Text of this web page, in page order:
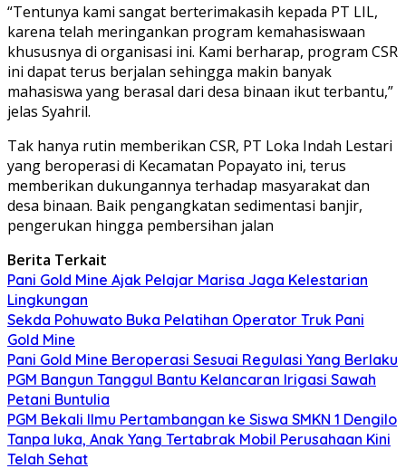
“Tentunya kami sangat berterimakasih kepada PT LIL,
karena telah meringankan program kemahasiswaan
khususnya di organisasi ini. Kami berharap, program CSR
ini dapat terus berjalan sehingga makin banyak
mahasiswa yang berasal dari desa binaan ikut terbantu,”
jelas Syahril.
Tak hanya rutin memberikan CSR, PT Loka Indah Lestari
yang beroperasi di Kecamatan Popayato ini, terus
memberikan dukungannya terhadap masyarakat dan
desa binaan. Baik pengangkatan sedimentasi banjir,
pengerukan hingga pembersihan jalan
Berita Terkait
Pani Gold Mine Ajak Pelajar Marisa Jaga Kelestarian
Lingkungan
Sekda Pohuwato Buka Pelatihan Operator Truk Pani
Gold Mine
Pani Gold Mine Beroperasi Sesuai Regulasi Yang Berlaku
PGM Bangun Tanggul Bantu Kelancaran Irigasi Sawah
Petani Buntulia
PGM Bekali Ilmu Pertambangan ke Siswa SMKN 1 Dengilo
Tanpa luka, Anak Yang Tertabrak Mobil Perusahaan Kini
Telah Sehat